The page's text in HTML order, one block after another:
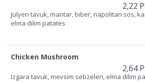
2,22
Jülyen tavuk, mantar, biber, napolitan sos,
elma dilim patates
Chicken Mushroom
2,64
Izgara tavuk, mevsim sebzeleri, elma dilim